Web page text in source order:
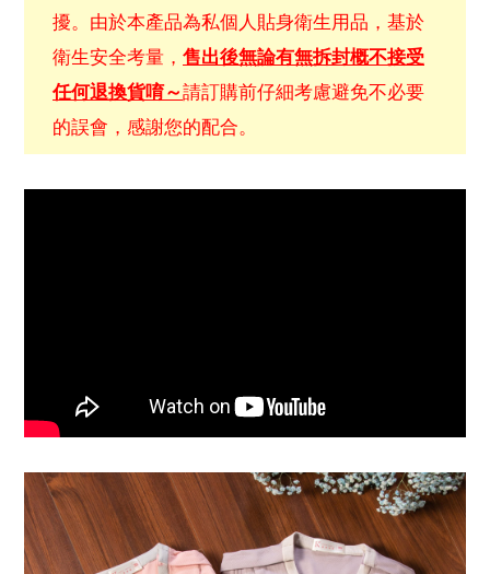
擾。由於本產品為私個人貼身衛生用品，基於
衛生安全考量， 售出後無論有無拆封概不接受
任何退換貨唷～請訂購前仔細考慮避免不必要
的誤會，感謝您的配合。